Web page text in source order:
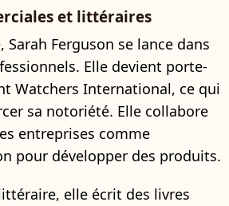
et littéraires
Sarah Ferguson se lance dans
Elle devient porte-
Watchers International, ce qui
sa notoriété. Elle collabore
entreprises comme
pour développer des produits.
elle écrit des livres